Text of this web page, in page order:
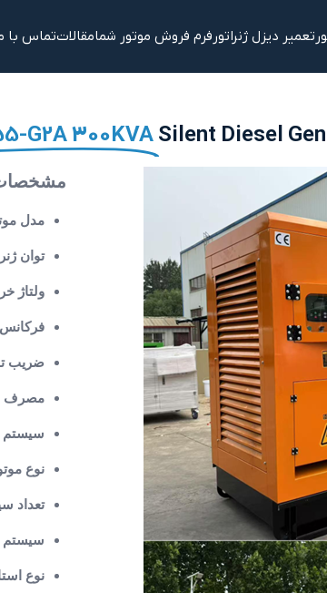
تعمیر دیزل ژنراتور فرم فروش موتور شمامقالاتتماس با
G2A 300KVASilent Diesel
مشخصات
مدل
توان
ولتاژ
ضریب
مصرف
سیستم
نوع
تعداد
سیستم
نوع